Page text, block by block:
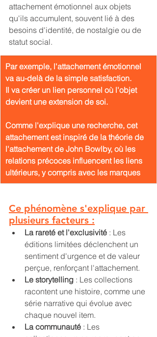
attachement émotionnel aux objets
qu'ils accumulent, souvent lié à des
besoins d'identité, de nostalgie ou de
statut social.
Par exemple, l'attachement émotionnel
va au-delà de la simple satisfaction.
Il va créer un lien personnel où l'objet
devient une extension de soi.
Comme l'explique une recherche, cet
attachement est inspiré de la théorie de
l'attachement de John Bowlby, où les
relations précoces influencent les liens
ultérieurs, y compris avec les marques
Ce phénomène s'explique par
plusieurs facteurs :
La rareté et l'exclusivité : Les
éditions limitées déclenchent un
sentiment d'urgence et de valeur
perçue, renforçant l'attachement.
Le storytelling : Les collections
racontent une histoire, comme une
série narrative qui évolue avec
chaque nouvel item.
La communauté : Les